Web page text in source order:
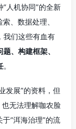
人机协同”的全新
、数据处理、
我们这些有血有
题、构建框架、
。
发展”的资料，但
无法理解咖农脸
“洱海治理”的流